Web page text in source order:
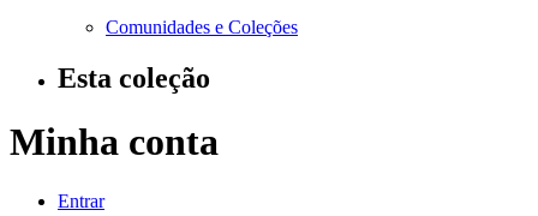
Comunidades e Coleções
Esta coleção
Minha conta
Entrar